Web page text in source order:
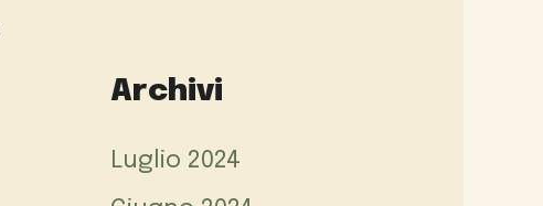
Archivi
Luglio 2024